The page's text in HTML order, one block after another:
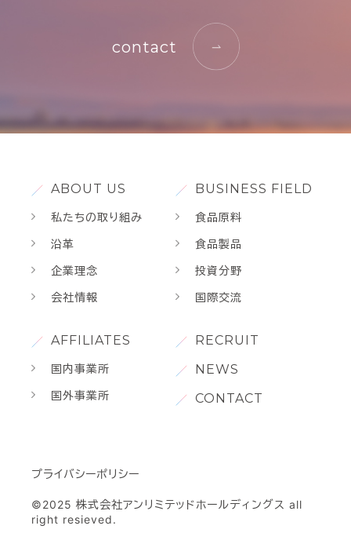
contact
ABOUT US
私たちの取り組み
沿革
企業理念
会社情報
BUSINESS FIELD
食品原料
食品製品
投資分野
国際交流
AFFILIATES
国内事業所
国外事業所
RECRUIT
NEWS
CONTACT
©︎2025 株式会社アンリミテッドホールディングス all
right resieved.
プライバシーポリシー